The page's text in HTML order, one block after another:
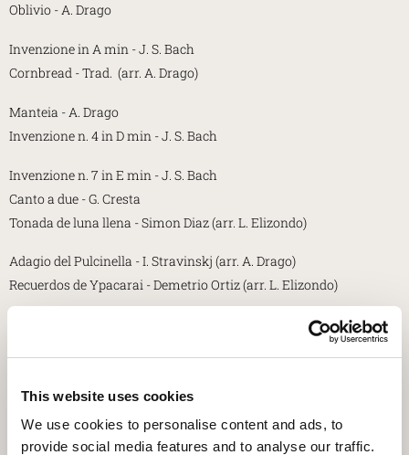
This website uses cookies
We use cookies to personalise content and ads, to
provide social media features and to analyse our traffic.
Oblivio - A. Drago
Invenzione in A min - J. S. Bach
Cornbread - Trad. (arr. A. Drago)
Manteia - A. Drago
Invenzione n. 4 in D min - J. S. Bach
Invenzione n. 7 in E min - J. S. Bach
Canto a due - G. Cresta
Tonada de luna llena - Simon Diaz (arr. L. Elizondo)
Adagio del Pulcinella - I. Stravinskj (arr. A. Drago)
Recuerdos de Ypacarai - Demetrio Ortiz (arr. L. Elizondo)
Seu Lorenço no vinho - Pixinguinha (arr. A. Drago)
Le artiste